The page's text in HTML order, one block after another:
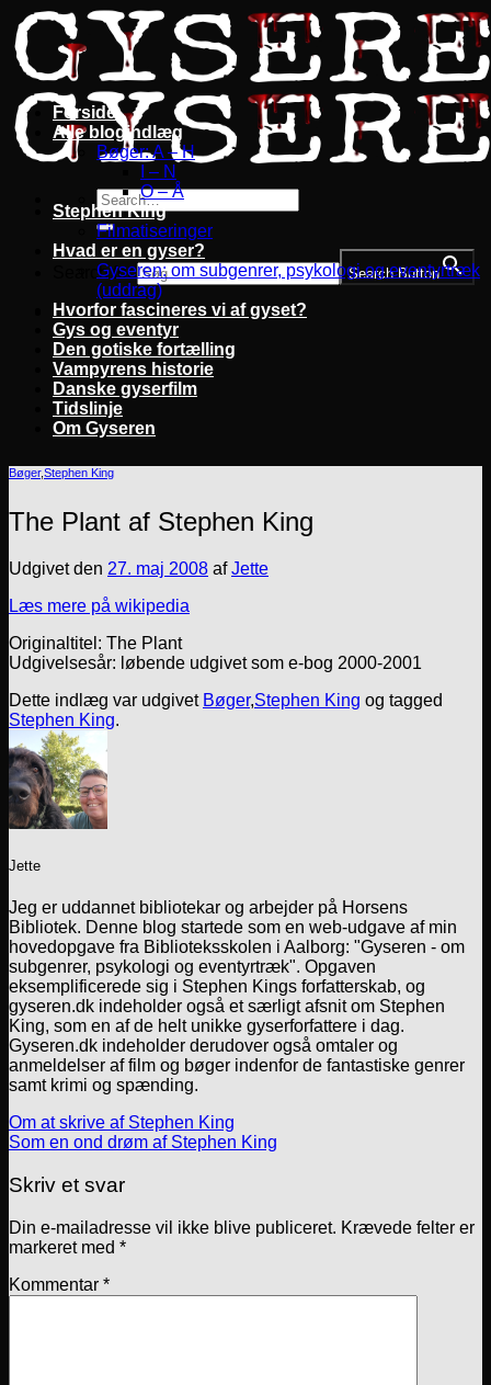
Fortsæt
til
indhold
Search for: Search Button
Forside
Alle blogindlæg
Bøger: A – H
I – N
O – Å
Stephen King
Filmatiseringer
Hvad er en gyser?
Gyseren: om subgenrer, psykologi og eventyrtræk
(uddrag)
Hvorfor fascineres vi af gyset?
Gys og eventyr
Den gotiske fortælling
Vampyrens historie
Danske gyserfilm
Tidslinje
Om Gyseren
Bøger,Stephen King
The Plant af Stephen King
Udgivet den 27. maj 2008 afJette
Læs mere på wikipedia
Originaltitel: The Plant
Udgivelsesår: løbende udgivet som e-bog 2000-2001
Dette indlæg var udgivet Bøger,Stephen King og tagged
Stephen King.
Jette
Jeg er uddannet bibliotekar og arbejder på Horsens
Bibliotek. Denne blog startede som en web-udgave af min
hovedopgave fra Biblioteksskolen i Aalborg: "Gyseren - om
subgenrer, psykologi og eventyrtræk". Opgaven
eksemplificerede sig i Stephen Kings forfatterskab, og
gyseren.dk indeholder også et særligt afsnit om Stephen
King, som en af de helt unikke gyserforfattere i dag.
Gyseren.dk indeholder derudover også omtaler og
anmeldelser af film og bøger indenfor de fantastiske genrer
samt krimi og spænding.
Om at skrive af Stephen King
Som en ond drøm af Stephen King
Skriv et svar
Din e-mailadresse vil ikke blive publiceret. Krævede felter er
markeret med *
Kommentar *